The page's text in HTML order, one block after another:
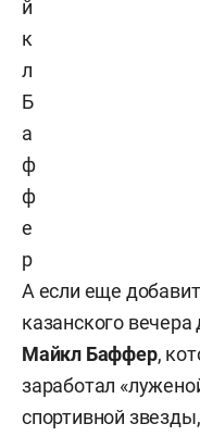
й
к
л
Б
а
ф
ф
е
р
А если еще
казанского
Майкл Баффер,
заработал
спортивной